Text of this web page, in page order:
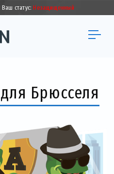
Ваш статус:Незащищенный
Брюсселя